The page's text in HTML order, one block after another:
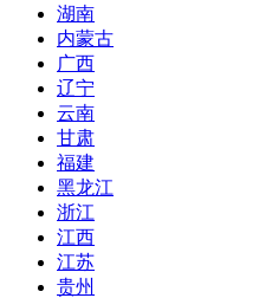
湖南
内蒙古
广西
辽宁
云南
甘肃
福建
黑龙江
浙江
江西
江苏
贵州